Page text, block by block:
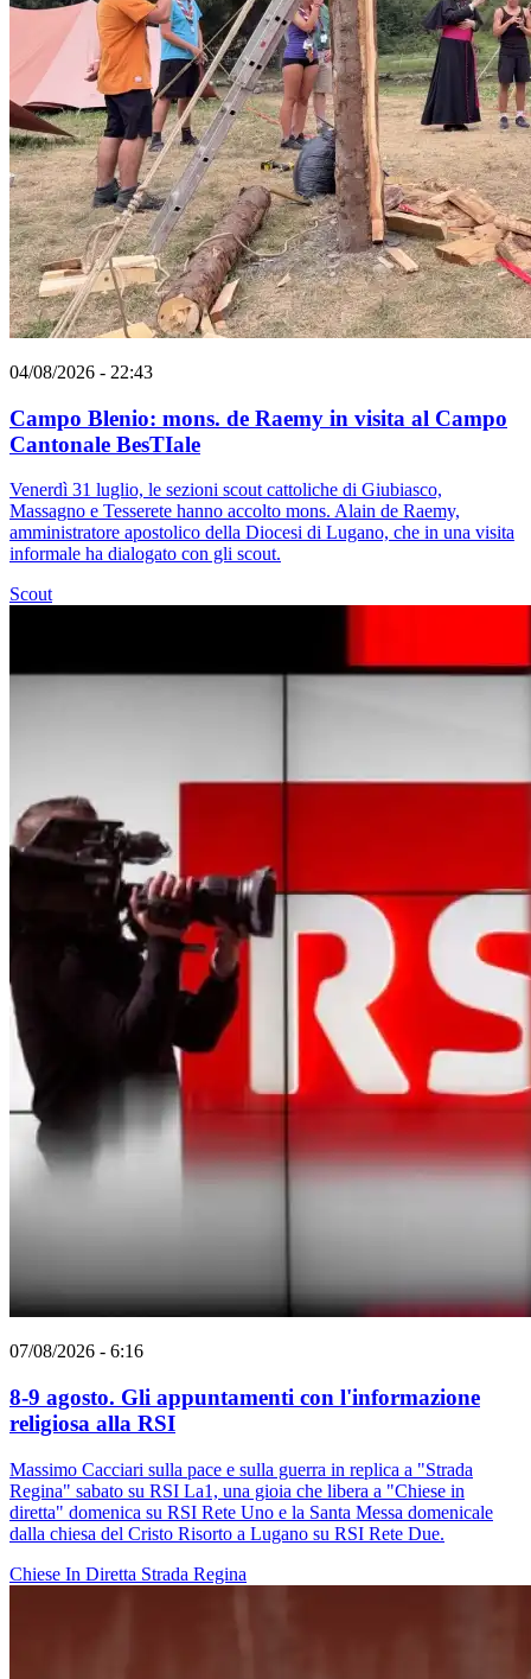
04/08/2026 - 22:43
Campo Blenio: mons. de Raemy in visita al Campo
Cantonale BesTIale
Venerdì 31 luglio, le sezioni scout cattoliche di Giubiasco,
Massagno e Tesserete hanno accolto mons. Alain de Raemy,
amministratore apostolico della Diocesi di Lugano, che in una visita
informale ha dialogato con gli scout.
Scout
07/08/2026 - 6:16
8-9 agosto. Gli appuntamenti con l'informazione
religiosa alla RSI
Massimo Cacciari sulla pace e sulla guerra in replica a "Strada
Regina" sabato su RSI La1, una gioia che libera a "Chiese in
diretta" domenica su RSI Rete Uno e la Santa Messa domenicale
dalla chiesa del Cristo Risorto a Lugano su RSI Rete Due.
Chiese In Diretta Strada Regina